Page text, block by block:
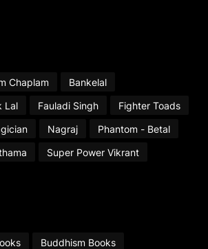
Chaplam
Bankelal
Lal
Fauladi Singh
Fighter Toads
Nagraj
Phantom - Betal
Super Power Vikrant
Buddhism Books